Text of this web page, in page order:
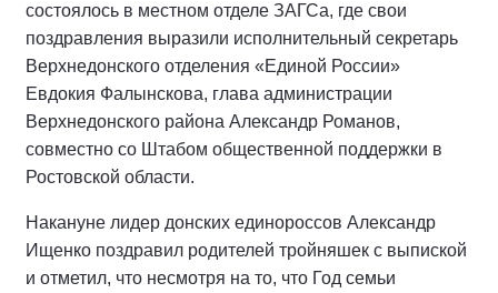
состоялось в местном отделе ЗАГСа, где свои
поздравления выразили исполнительный секретарь
Верхнедонского отделения «Единой России»
Евдокия Фалынскова, глава администрации
Верхнедонского района Александр Романов,
совместно со Штабом общественной поддержки в
Ростовской области.
Накануне лидер донских единороссов Александр
Ищенко поздравил родителей тройняшек с выпиской
и отметил, что несмотря на то, что Год семьи